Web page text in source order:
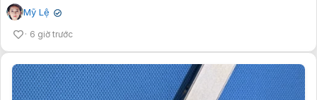
Mỹ Lệ ✔
6 giờ trước